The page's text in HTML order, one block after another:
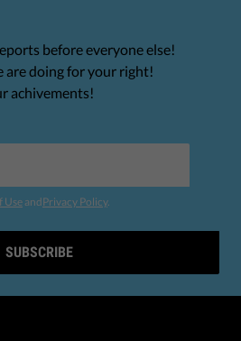
before everyone else!
are doing for your right!
achivements!
UseandPrivacy Policy.
SUBSCRIBE